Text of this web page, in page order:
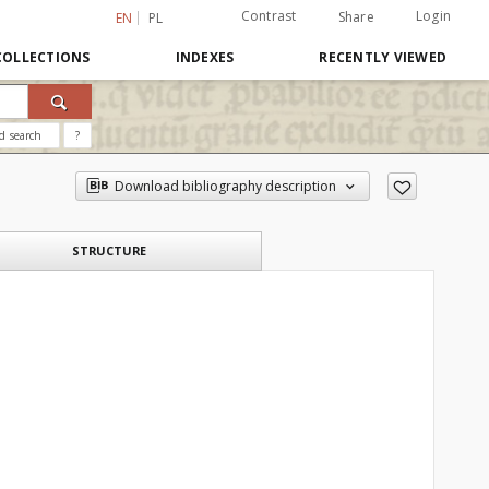
EN PL Contrast Share Login
INDEXES RECENTLY VIEWED
search ?
Download bibliography description
STRUCTURE